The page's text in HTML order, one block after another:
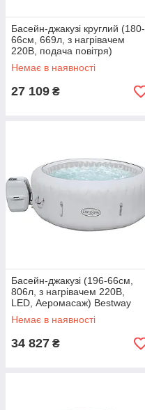
Басейн-джакузі круглий (180-
66см, 669л, з нагрівачем
220В, подача повітря)
Bestway 60003 Світло-сірий
Немає в наявності
27 109 ₴
Басейн-джакузі (196-66см,
806л, з нагрівачем 220В,
LED, Аеромасаж) Bestway
60013 Білий
Немає в наявності
34 827 ₴